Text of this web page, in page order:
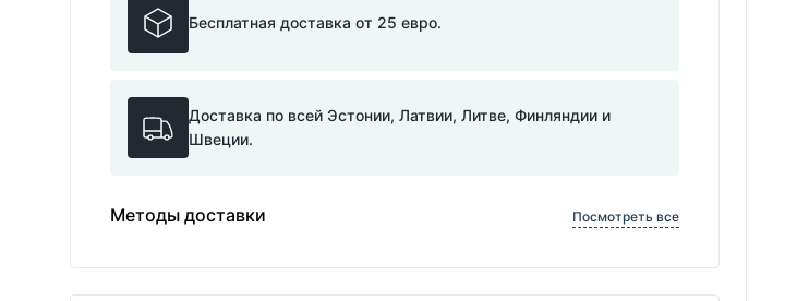
Бесплатная доставка от 25 евро.
Доставка по всей Эстонии, Латвии, Литве, Финляндии и
Швеции.
Методы доставки Посмотреть все